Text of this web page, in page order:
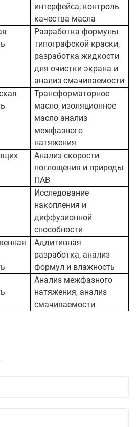
интерфейса; контроль
качества масла
Разработка формулы
типографской краски,
разработка жидкости
для очистки экрана и
анализ смачиваемости
Трансформаторное
масло, изоляционное
масло анализ
межфазного
натяжения
Анализ скорости
поглощения и природы
ПАВ
Исследование
накопления и
диффузионной
способности
Аддитивная
разработка, анализ
формул и влажность
Анализ межфазного
натяжения, анализ
смачиваемости